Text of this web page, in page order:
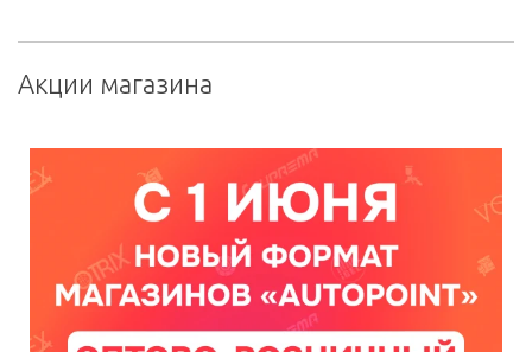
Акции магазина